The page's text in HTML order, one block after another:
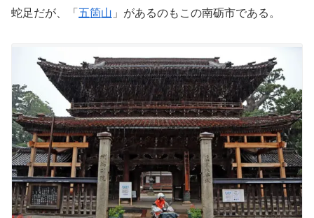
蛇足だが、「 五箇山 」があるのもこの南砺市である。